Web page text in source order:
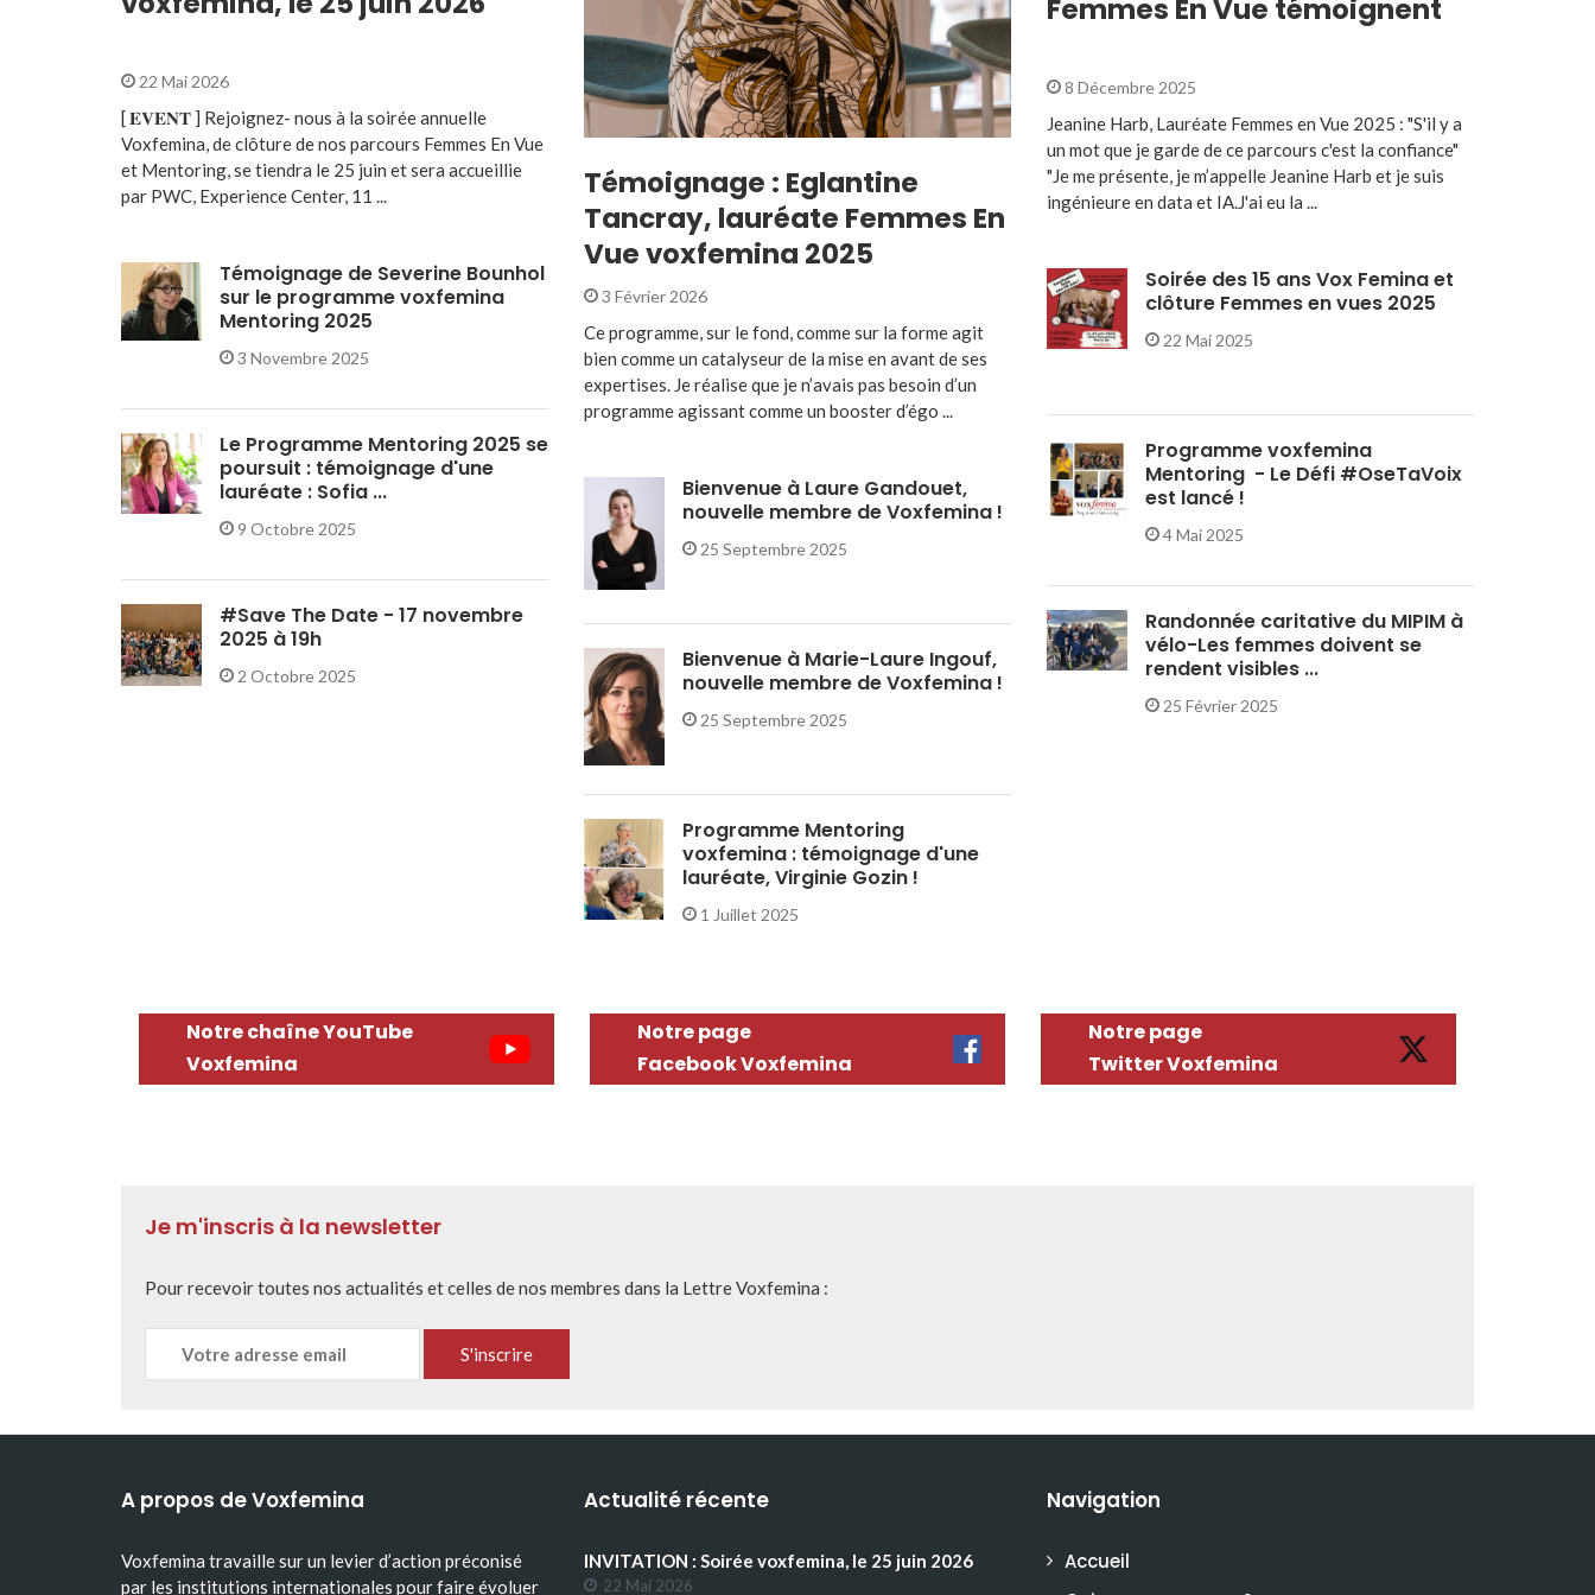
22 Mai 2026
[ 𝐄𝐕𝐄𝐍𝐓 ] Rejoignez- nous à la soirée annuelle
Voxfemina, de clôture de nos parcours Femmes En Vue
et Mentoring, se tiendra le 25 juin et sera accueillie
par PWC, Experience Center, 11 ...
Témoignage de Severine Bounhol
sur le programme voxfemina
Mentoring 2025
3 Novembre 2025
Le Programme Mentoring 2025 se
poursuit : témoignage d'une
lauréate : Sofia ...
9 Octobre 2025
#Save The Date - 17 novembre
2025 à 19h
2 Octobre 2025
Témoignage : Eglantine
Tancray, lauréate Femmes En
Vue voxfemina 2025
3 Février 2026
Ce programme, sur le fond, comme sur la forme agit
bien comme un catalyseur de la mise en avant de ses
expertises. Je réalise que je n’avais pas besoin d’un
programme agissant comme un booster d’égo ...
Bienvenue à Laure Gandouet,
nouvelle membre de Voxfemina !
25 Septembre 2025
Bienvenue à Marie-Laure Ingouf,
nouvelle membre de Voxfemina !
25 Septembre 2025
Programme Mentoring
voxfemina : témoignage d'une
lauréate, Virginie Gozin !
1 Juillet 2025
Femmes En Vue témoignent
8 Décembre 2025
Jeanine Harb, Lauréate Femmes en Vue 2025 : "S'il y a
un mot que je garde de ce parcours c'est la confiance"
"Je me présente, je m’appelle Jeanine Harb et je suis
ingénieure en data et IA.J'ai eu la ...
Soirée des 15 ans Vox Femina et
clôture Femmes en vues 2025
22 Mai 2025
Programme voxfemina
Mentoring - Le Défi #OseTaVoix
est lancé !
4 Mai 2025
Randonnée caritative du MIPIM à
vélo-Les femmes doivent se
rendent visibles ...
25 Février 2025
Notre chaîne YouTube
Voxfemina
Notre page
Facebook Voxfemina
Notre page
Twitter Voxfemina
Je m'inscris à la newsletter
Pour recevoir toutes nos actualités et celles de nos membres dans la Lettre Voxfemina :
A propos de Voxfemina
Voxfemina travaille sur un levier d’action préconisé
par les institutions internationales pour faire évoluer
Actualité récente
INVITATION : Soirée voxfemina, le 25 juin 2026
22 Mai 2026
Navigation
Accueil